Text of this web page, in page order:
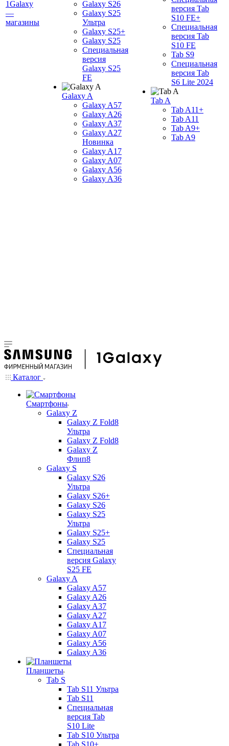
1Galaxy
—
магазины
Galaxy S26
Galaxy S25
Ультра
Galaxy S25+
Galaxy S25
Специальная
версия
Galaxy S25
FE
Galaxy A
Galaxy A57
Galaxy A26
Galaxy A37
Galaxy A27
Новинка
Galaxy A17
Galaxy A07
Galaxy A56
Galaxy A36
версия Tab
S10 FE+
Специальная
версия Tab
S10 FE
Tab S9
Специальная
версия Tab
S6 Lite 2024
Tab A
Tab A11+
Tab A11
Tab A9+
Tab A9
Каталог
Смартфоны
Galaxy Z
Galaxy Z Fold8
Ультра
Galaxy Z Fold8
Galaxy Z
Флип8
Galaxy S
Galaxy S26
Ультра
Galaxy S26+
Galaxy S26
Galaxy S25
Ультра
Galaxy S25+
Galaxy S25
Специальная
версия Galaxy
S25 FE
Galaxy A
Galaxy A57
Galaxy A26
Galaxy A37
Galaxy A27
Galaxy A17
Galaxy A07
Galaxy A56
Galaxy A36
Планшеты
Tab S
Tab S11 Ультра
Tab S11
Специальная
версия Tab
S10 Lite
Tab S10 Ультра
Tab S10+